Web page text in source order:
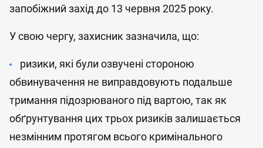
запобіжний захід до 13 червня 2025 року.
У свою чергу, захисник зазначила, що:
ризики, які були озвучені стороною
обвинувачення не виправдовують подальше
тримання підозрюваного під вартою, так як
обґрунтування цих трьох ризиків залишається
незмінним протягом всього кримінального